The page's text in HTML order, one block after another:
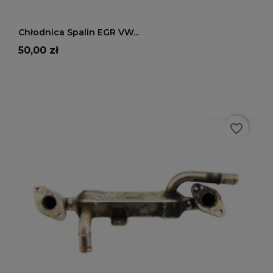
Chłodnica Spalin EGR VW...
Cena
50,00 zł
favorite_border